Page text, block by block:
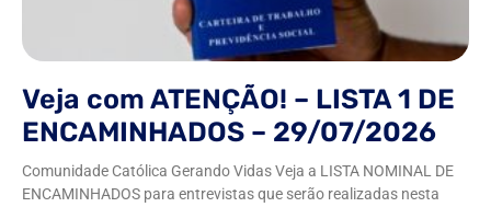
Veja com ATENÇÃO! – LISTA 1 DE
ENCAMINHADOS – 29/07/2026
Comunidade Católica Gerando Vidas Veja a LISTA NOMINAL DE
ENCAMINHADOS para entrevistas que serão realizadas nesta